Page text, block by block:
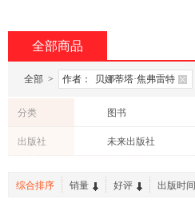
全部商品
全部 > 作者： 贝娜蒂塔·焦弗雷特
分类 图书
出版社 未来出版社
综合排序 销量 好评 出版时间